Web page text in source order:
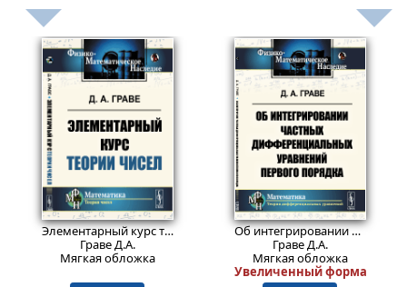
982₽
Элементарный курс теории чисел.
Изд. стереотип.
Граве Д.А.
Мягкая обложка
850₽
Об интегрировании частных дифференциальных уравнений первого порядка.
Граве Д.А.
Мягкая обложка
Увеличенный формат